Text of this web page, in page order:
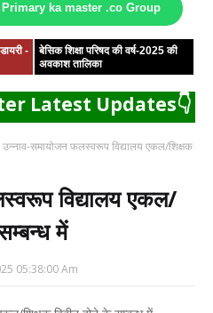
Primary ka master .co Group
-
बेसिक शिक्षा परिषद की वर्ष-2025 की
अवकाश तालिका
Latest Updates👇
उन्नाव-समायोजन फलस्वरूप विद्यालय एकल/शिक्षक
विद्यालय एकल/
में
05:38:00 Am